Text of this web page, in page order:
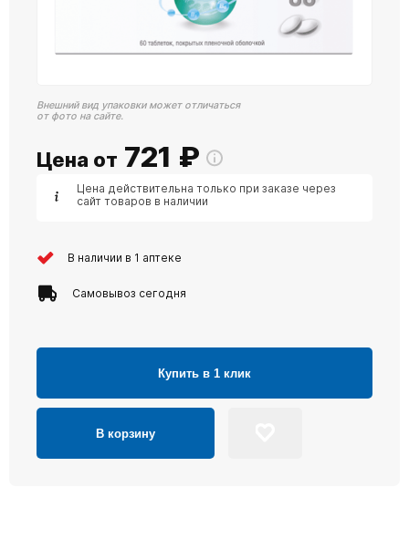
Внешний вид упаковки может отличаться
от фото на сайте.
Цена от 721 ₽
Цена действительна только при заказе через
сайт товаров в наличии
В наличии в 1 аптеке
Самовывоз сегодня
Купить в 1 клик
В корзину